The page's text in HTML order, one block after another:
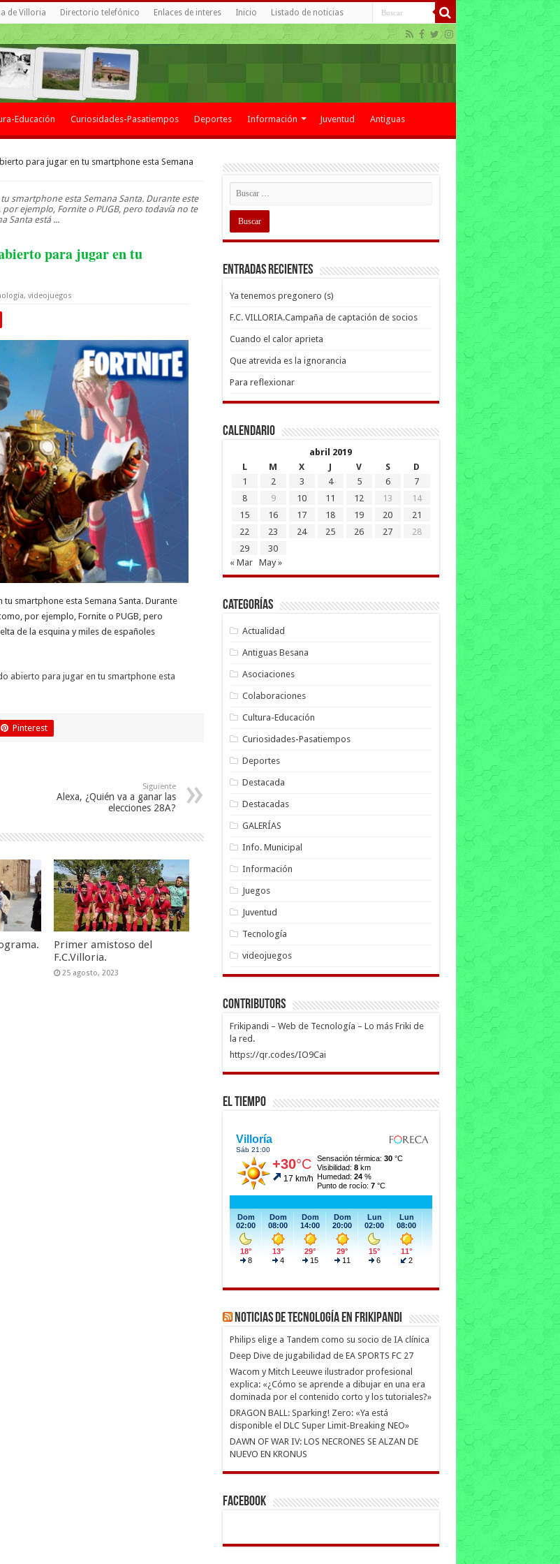
de Villoria Directorio telefónico Enlaces de interes Inicio Listado de noticias
Educación Curiosidades-Pasatiempos Deportes Información Juventud Antiguas
para jugar en tu smartphone esta Semana
smartphone esta Semana Santa. Durante este
ejemplo, Fornite o PUGB, pero todavía no te
Santa está ...
para jugar en tu
, videojuegos
smartphone esta Semana Santa. Durante
por ejemplo, Fornite o PUGB, pero
de la esquina y miles de españoles
abierto para jugar en tu smartphone esta
Pinterest
Siguiente
Alexa, ¿Quién va a ganar las
elecciones 28A?
Primer amistoso del
F.C.Villoria.
25 agosto, 2023
Entradas recientes
Ya tenemos pregonero (s)
F.C. VILLORIA.Campaña de captación de socios
Cuando el calor aprieta
Que atrevida es la ignorancia
Para reflexionar
Calendario
abril 2019
L
M X J V S
D
1
2 3 4 5 6
7
8
9 10 11 12 13
14
15
16 17 18 19 20
21
22
23 24 25 26 27
28
29
30
« Mar
May »
Categorías
Actualidad
Antiguas Besana
Asociaciones
Colaboraciones
Cultura-Educación
Curiosidades-Pasatiempos
Deportes
Destacada
Destacadas
GALERÍAS
Info. Municipal
Información
Juegos
Juventud
Tecnología
videojuegos
Contributors
Frikipandi – Web de Tecnología – Lo más Friki de
la red.
https://qr.codes/IO9Cai
El Tiempo
Noticias de Tecnología en Frikipandi
Philips elige a Tandem como su socio de IA clínica
Deep Dive de jugabilidad de EA SPORTS FC 27
Wacom y Mitch Leeuwe ilustrador profesional
explica: «¿Cómo se aprende a dibujar en una era
dominada por el contenido corto y los tutoriales?»
DRAGON BALL: Sparking! Zero: «Ya está
disponible el DLC Super Limit-Breaking NEO»
DAWN OF WAR IV: LOS NECRONES SE ALZAN DE
NUEVO EN KRONUS
Facebook